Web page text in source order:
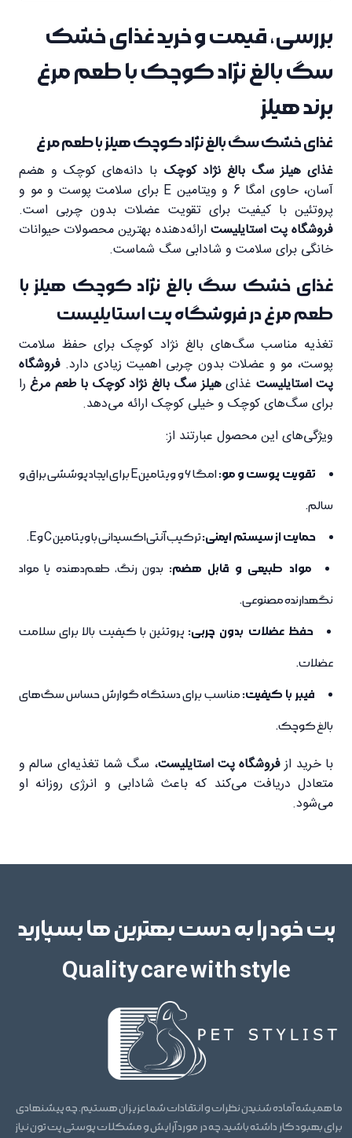
بررسی، قیمت و خرید غذای خشک
سگ بالغ نژاد کوچک با طعم مرغ
برند هیلز
غذای خشک سگ بالغ نژاد کوچک هیلز با طعم مرغ
غذای هیلز سگ بالغ نژاد کوچک با دانه‌های کوچک و هضم
آسان، حاوی امگا 6 و ویتامین E برای سلامت پوست و مو و
پروتئین با کیفیت برای تقویت عضلات بدون چربی است.
فروشگاه پت استایلیست ارائه‌دهنده بهترین محصولات حیوانات
خانگی برای سلامت و شادابی سگ شماست.
غذای خشک سگ بالغ نژاد کوچک هیلز با
طعم مرغ در فروشگاه پت استایلیست
تغذیه مناسب سگ‌های بالغ نژاد کوچک برای حفظ سلامت
پوست، مو و عضلات بدون چربی اهمیت زیادی دارد. فروشگاه
پت استایلیست غذایهیلز سگ بالغ نژاد کوچک با طعم مرغرا
برای سگ‌های کوچک و خیلی کوچک ارائه می‌دهد.
ویژگی‌های این محصول عبارتند از:
تقویت پوست و مو:
امگا 6 و ویتامین E برای ایجاد پوششی براق و
سالم.
حمایت از سیستم ایمنی:ترکیب آنتی‌اکسیدانی با ویتامین C و E.
مواد طبیعی و قابل هضم: بدون رنگ، طعم‌دهنده یا مواد
نگهدارنده مصنوعی.
حفظ عضلات بدون چربی: پروتئین با کیفیت بالا برای سلامت
عضلات.
فیبر با کیفیت: مناسب برای دستگاه گوارش حساس سگ‌های
بالغ کوچک.
با خرید ازفروشگاه پت استایلیست، سگ شما تغذیه‌ای سالم و
متعادل دریافت می‌کند که باعث شادابی و انرژی روزانه او
می‌شود.
پت خود را به دست بهترین ها بسپارید
Quality care with style
ما همیشه آماده شنیدن نظرات و انتقادات شما عزیزان هستیم. چه پیشنهادی
برای بهبود کار داشته باشید، چه در مورد آرایش و مشکلات پوستی پت تون نیاز